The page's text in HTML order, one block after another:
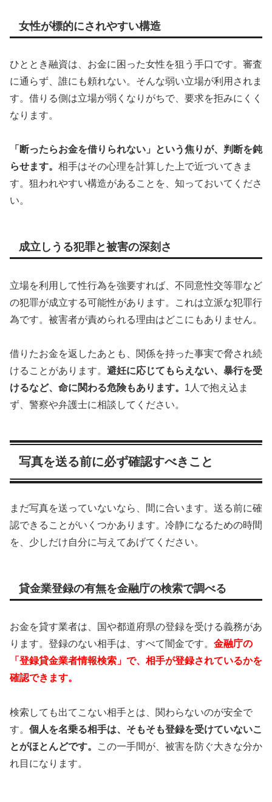
女性が標的にされやすい構造
ひととき融資は、お金に困った女性を狙う手口です。審査
に通らず、誰にも頼れない。そんな弱い立場が利用されま
す。借りる側は立場が弱くなりがちで、要求を拒みにくく
なります。
「断ったらお金を借りられない」という焦りが、判断を鈍
らせます。 相手はその心理を計算した上で近づいてきま
す。狙われやすい構造があることを、知っておいてくださ
い。
成立しうる犯罪と被害の深刻さ
立場を利用して性行為を強要すれば、不同意性交等罪など
の犯罪が成立する可能性があります。これは立派な犯罪行
為です。被害者が責められる理由はどこにもありません。
借りたお金を返したあとも、関係を持った事実で脅され続
けることがあります。 避妊に応じてもらえない、暴行を受
けるなど、命に関わる危険もあります。 1人で抱え込ま
ず、警察や弁護士に相談してください。
写真を送る前に必ず確認すべきこと
まだ写真を送っていないなら、間に合います。送る前に確
認できることがいくつかあります。冷静になるための時間
を、少しだけ自分に与えてあげてください。
貸金業登録の有無を金融庁の検索で調べる
お金を貸す業者は、国や都道府県の登録を受ける義務があ
ります。登録のない相手は、すべて闇金です。 金融庁の
「登録貸金業者情報検索」で、相手が登録されているかを
確認できます。
検索しても出てこない相手とは、関わらないのが安全で
す。 個人を名乗る相手は、そもそも登録を受けていないこ
とがほとんどです。
この一手間が、被害を防ぐ大きな分か
れ目になります。